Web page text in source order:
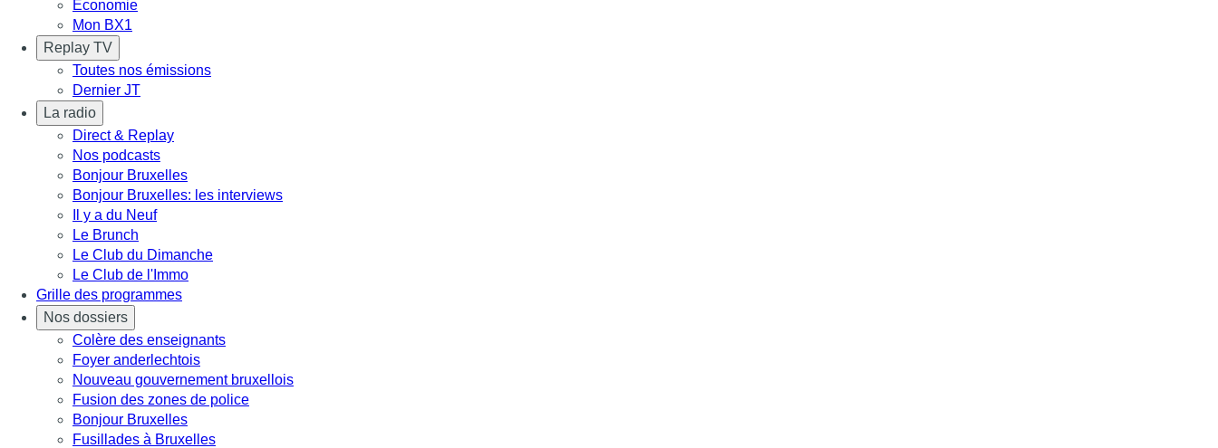
Économie
Mon BX1
Replay TV
Toutes nos émissions
Dernier JT
La radio
Direct & Replay
Nos podcasts
Bonjour Bruxelles
Bonjour Bruxelles: les interviews
Il y a du Neuf
Le Brunch
Le Club du Dimanche
Le Club de l'Immo
Grille des programmes
Nos dossiers
Colère des enseignants
Foyer anderlechtois
Nouveau gouvernement bruxellois
Fusion des zones de police
Bonjour Bruxelles
Fusillades à Bruxelles